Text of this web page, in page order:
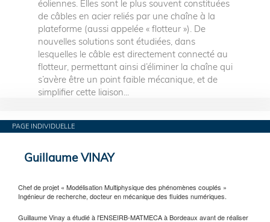
éoliennes. Elles sont le plus souvent constituées
de câbles en acier reliés par une chaîne à la
plateforme (aussi appelée « flotteur »). De
nouvelles solutions sont étudiées, dans
lesquelles le câble est directement connecté au
flotteur, permettant ainsi d’éliminer la chaîne qui
s’avère être un point faible mécanique, et de
simplifier cette liaison...
PAGE INDIVIDUELLE
Guillaume VINAY
Chef de projet « Modélisation Multiphysique des phénomènes couplés »
Ingénieur de recherche, docteur en mécanique des fluides numériques.
Guillaume Vinay a étudié à l'ENSEIRB-MATMECA à Bordeaux avant de réaliser